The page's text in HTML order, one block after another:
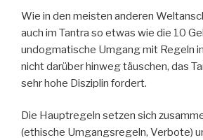
Wie in den meisten anderen
auch im Tantra so etwas wie die 10
undogmatische Umgang mit Regeln
nicht darüber hinweg täuschen, das
sehr hohe Disziplin fordert.
Die Hauptregeln setzen sich
(ethische Umgangsregeln, Verbote)